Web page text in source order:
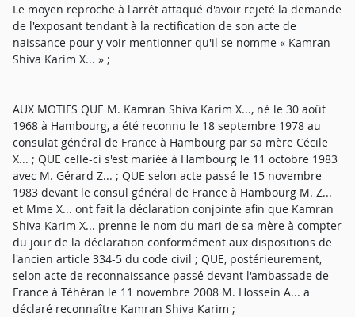
Le moyen reproche à l'arrêt attaqué d'avoir rejeté la demande
de l'exposant tendant à la rectification de son acte de
naissance pour y voir mentionner qu'il se nomme « Kamran
Shiva Karim X... » ;
AUX MOTIFS QUE M. Kamran Shiva Karim X..., né le 30 août
1968 à Hambourg, a été reconnu le 18 septembre 1978 au
consulat général de France à Hambourg par sa mère Cécile
X... ; QUE celle-ci s'est mariée à Hambourg le 11 octobre 1983
avec M. Gérard Z... ; QUE selon acte passé le 15 novembre
1983 devant le consul général de France à Hambourg M. Z...
et Mme X... ont fait la déclaration conjointe afin que Kamran
Shiva Karim X... prenne le nom du mari de sa mère à compter
du jour de la déclaration conformément aux dispositions de
l'ancien article 334-5 du code civil ; QUE, postérieurement,
selon acte de reconnaissance passé devant l'ambassade de
France à Téhéran le 11 novembre 2008 M. Hossein A... a
déclaré reconnaître Kamran Shiva Karim ;